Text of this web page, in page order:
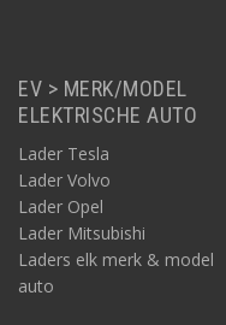
EV > MERK/MODEL
ELEKTRISCHE AUTO
Lader Tesla
Lader Volvo
Lader Opel
Lader Mitsubishi
Laders elk merk & model
auto